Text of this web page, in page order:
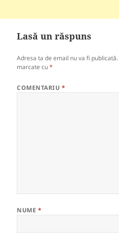
Lasă un răspuns
Adresa ta de email nu va fi publicată.
marcate cu*
COMENTARIU *
NUME *